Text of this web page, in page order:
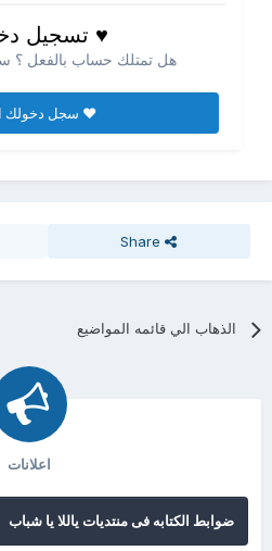
♥ تسجيل
هل تمتلك حساب بالفعل ؟
♥ سجل دخولك
Share
الذهاب الي قائمه المواضيع
اعلانات
ضوابط الكتابه فى منتديات ياللا يا شباب